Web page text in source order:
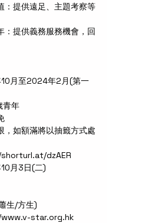
：提供遠足、主題考察等
提供義務服務機會，回
月至2024年2月(第一
青年
，如額滿將以抽籤方式處
dzAER
月3日(二)
生/方生)
star.org.hk